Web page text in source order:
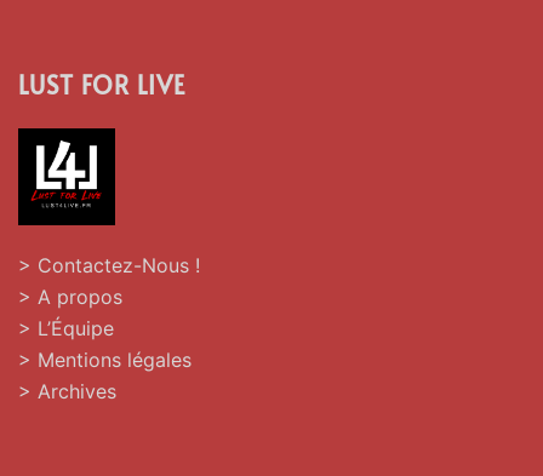
LUST FOR LIVE
> Contactez-Nous !
> A propos
> L’Équipe
> Mentions légales
> Archives